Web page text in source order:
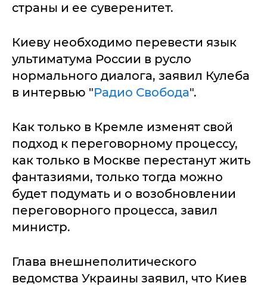
страны и ее суверенитет.
Киеву необходимо перевести язык
ультиматума России в русло
нормального диалога, заявил Кулеба
в интервью "Радио Свобода".
Как только в Кремле изменят свой
подход к переговорному процессу,
как только в Москве перестанут жить
фантазиями, только тогда можно
будет подумать и о возобновлении
переговорного процесса, завил
министр.
Глава внешнеполитического
ведомства Украины заявил, что Киев